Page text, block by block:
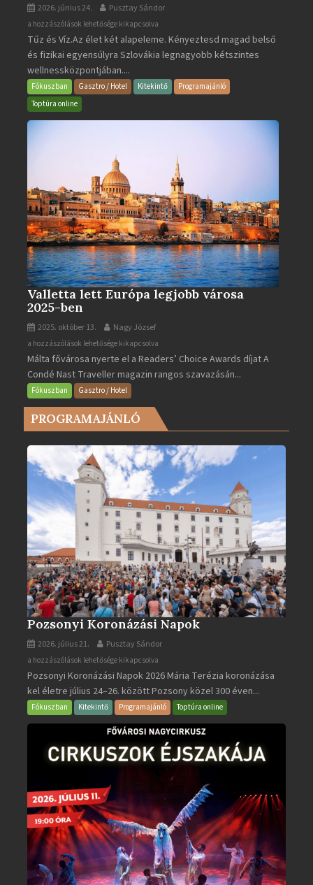
2026. június 24. Pusztay Sándor
Aquacity
Poprad
·
Wellness
és
Gyógyfürdő
a hozzászólások lehetősége kikapcsolva
Tűz és Víz.Az élet két alapeleme. Kényeztesd magad belső
és fizikai egyensúlyra Szlovákia legnagyobb kétszintes
wellnessközpontjában....
Fókuszban Gasztro / Hotel Kitekintő
Programajánló
Toptúra online
Valletta lett Európa legjobb városa
2025-ben
2025. október 13. Nagy József
Valletta
lett
Európa
legjobb
városa
2025-
bejegyzéshez
a hozzászólások lehetősége kikapcsolva
Málta fővárosa nyerte el a Readers’ Choice Awards díjat A
Condé Nast Traveller magazin rangos szavazásán...
Fókuszban Gasztro / Hotel
PROGRAMAJÁNLÓ
Pozsonyi Koronázási Napok
2026. július 21. Pusztay Sándor
Pozsonyi
Koronázási
Napok
bejegyzéshez
a hozzászólások lehetősége kikapcsolva
Pozsonyi Koronázási Napok 2026 Mária Terézia koronázása
kel életre július 24–26. között Pozsony közel 300 éven...
Fókuszban Kitekintő Programajánló Toptúra online